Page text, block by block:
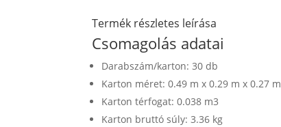
Termék részletes leírása
Csomagolás adatai
Darabszám/karton: 30 db
Karton méret: 0.49 m x 0.29 m x 0.27 m
Karton térfogat: 0.038 m3
Karton bruttó súly: 3.36 kg